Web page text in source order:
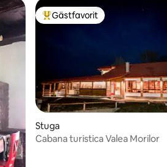
Populär gästfavorit
Gästfavorit
Stuga
Cabana turistica Valea Morilor